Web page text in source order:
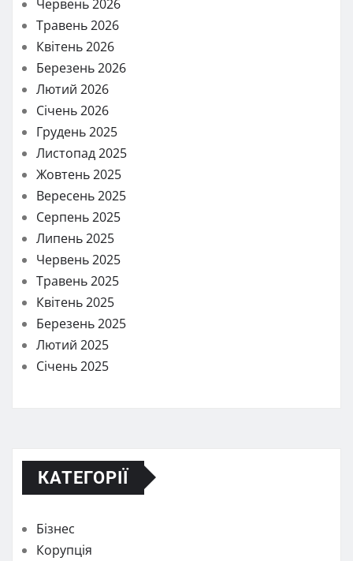
Червень 2026
Травень 2026
Квітень 2026
Березень 2026
Лютий 2026
Січень 2026
Грудень 2025
Листопад 2025
Жовтень 2025
Вересень 2025
Серпень 2025
Липень 2025
Червень 2025
Травень 2025
Квітень 2025
Березень 2025
Лютий 2025
Січень 2025
КАТЕГОРІЇ
Бізнес
Корупція